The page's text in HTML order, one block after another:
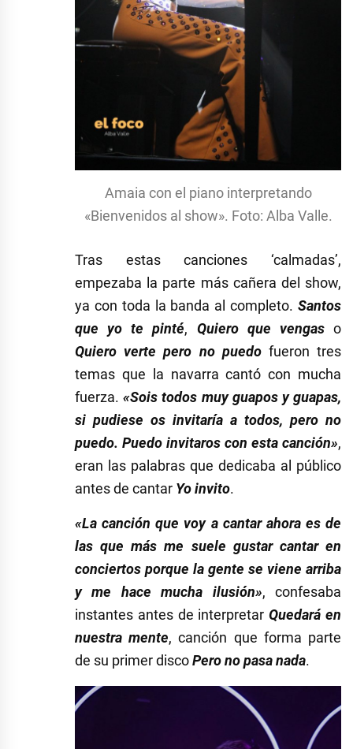
Amaia con el piano interpretando
«Bienvenidos al show». Foto: Alba Valle.
Tras estas canciones ‘calmadas’,
empezaba la parte más cañera del show,
ya con toda la banda al completo. Santos
que yo te pinté, Quiero que vengaso
Quiero verte pero no puedofueron tres
temas que la navarra cantó con mucha
fuerza.«Sois todos muy guapos y guapas,
si pudiese os invitaría a todos, pero no
puedo. Puedo invitaros con esta canción»,
eran las palabras que dedicaba al público
antes de cantar Yo invito.
«La canción que voy a cantar ahora es de
las que más me suele gustar cantar en
conciertos porque la gente se viene arriba
y me hace mucha ilusión», confesaba
instantes antes de interpretar Quedará en
nuestra mente, canción que forma parte
de su primer discoPero no pasa nada.